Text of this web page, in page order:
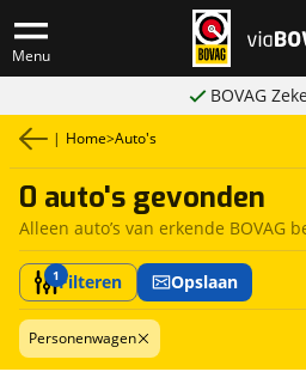
Menu
BOVAG
| Home>Auto's
0 auto's gevonden
Alleen auto’s van erkende BOVAG
1Filteren Opslaan
Personenwagen